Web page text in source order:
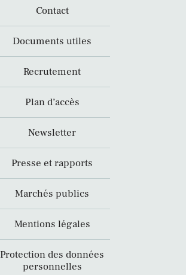
Contact
Documents utiles
Recrutement
Plan d’accès
Newsletter
Presse et rapports
Marchés publics
Mentions légales
Protection des données
personnelles